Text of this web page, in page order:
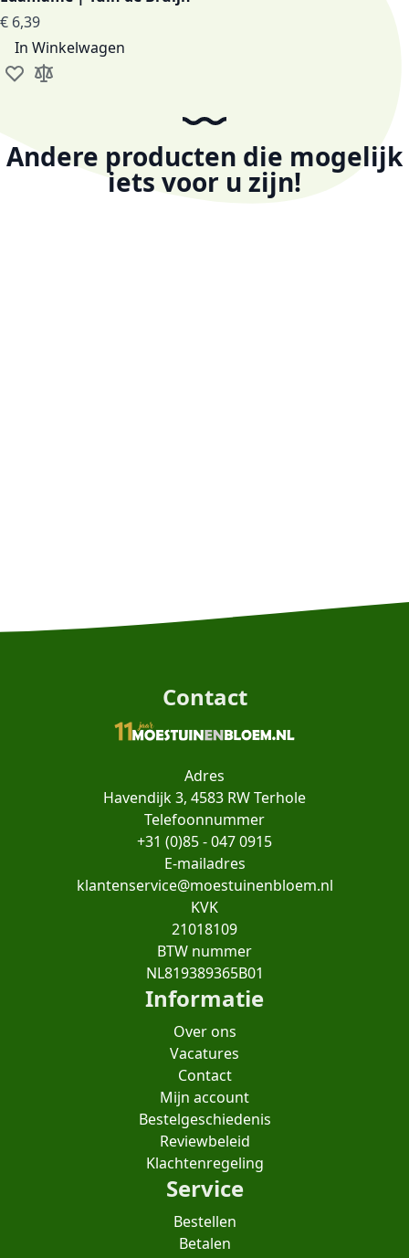
€ 6,39
In Winkelwagen
Voeg toe aan verlanglijst
Toevoegen om te vergelijken
Andere producten die mogelijk
iets voor u zijn!
Contact
Adres
Havendijk 3, 4583 RW Terhole
Telefoonnummer
+31 (0)85 - 047 0915
E-mailadres
klantenservice@moestuinenbloem.nl
KVK
21018109
BTW nummer
NL819389365B01
Informatie
Over ons
Vacatures
Contact
Mijn account
Bestelgeschiedenis
Reviewbeleid
Klachtenregeling
Service
Bestellen
Betalen